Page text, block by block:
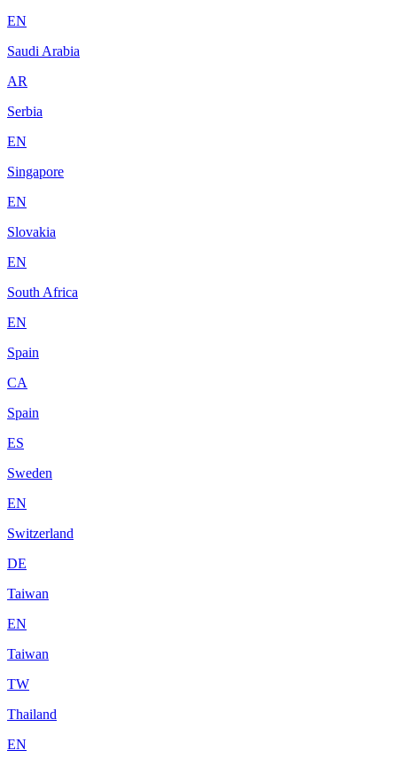
EN
Saudi Arabia
AR
Serbia
EN
Singapore
EN
Slovakia
EN
South Africa
EN
Spain
CA
Spain
ES
Sweden
EN
Switzerland
DE
Taiwan
EN
Taiwan
TW
Thailand
EN